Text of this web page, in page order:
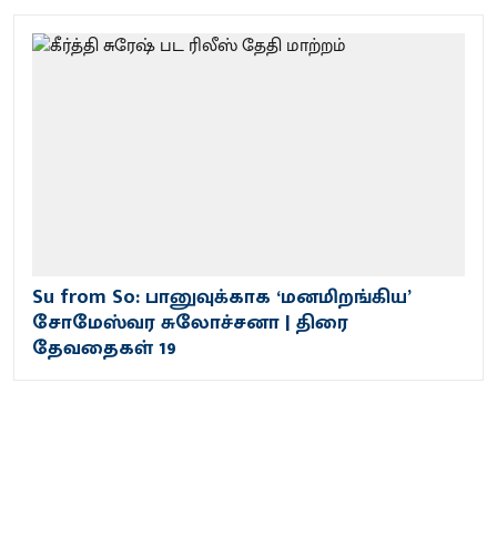
Su from So: பானுவுக்காக ‘மனமிறங்கிய’
சோமேஸ்வர சுலோச்சனா | திரை
தேவதைகள் 19